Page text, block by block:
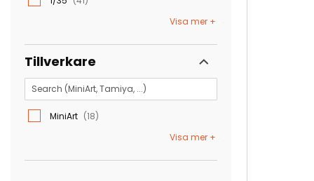
Visa mer
Tillverkare
MiniArt
18
Visa mer